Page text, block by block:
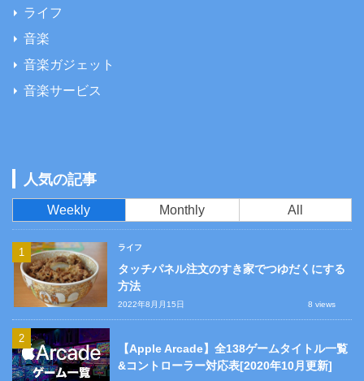
ライフ
音楽
音楽ガジェット
音楽サービス
人気の記事
Weekly Monthly All
ライフ
タッチパネル注文のすき家でつゆだくにする
方法
2022年8月月15日 8 views
【Apple Arcade】全138ゲームタイトル一覧
&コントローラー対応表[2020年10月更新]